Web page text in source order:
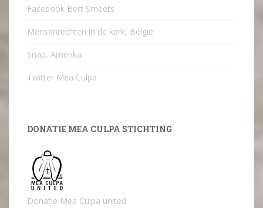
Facebook Bert Smeets
Mensenrechten in de kerk, België
Snap, Amerika
Twitter Mea Culpa
DONATIE MEA CULPA STICHTING
Donatie Mea Culpa united